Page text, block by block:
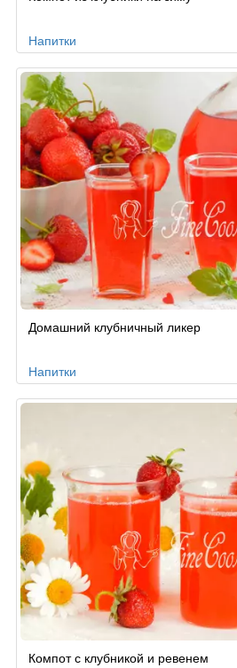
Напитки
Домашний клубничный ликер
Напитки
Компот с клубникой и ревенем